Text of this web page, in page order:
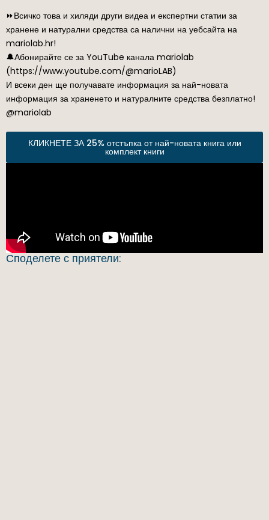
⏩Всичко това и хиляди други видеа и експертни статии за
хранене и натурални средства са налични на уебсайта на
mariolab.hr!
🔔Абонирайте се за YouTube канала mariolab
(https://www.youtube.com/@marioLAB)
И всеки ден ще получавате информация за най-новата
информация за храненето и натуралните средства безплатно!
@mariolab
КЛИКНЕТЕ ЗА 25% отстъпка от най-новата книга или
комплект книги
Споделете с приятели: